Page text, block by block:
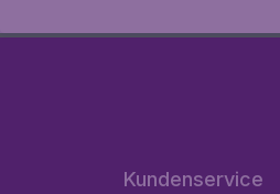
Kundenservice